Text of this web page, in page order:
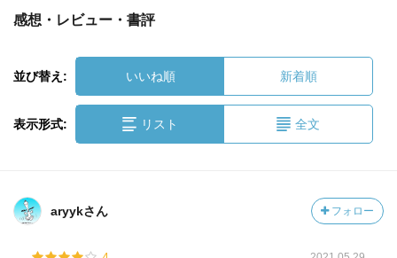
感想・レビュー・書評
並び替え: いいね順 新着順
表示形式: リスト 全文
aryykさん フォロー